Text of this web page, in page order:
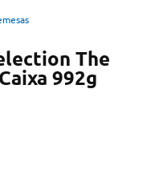
The
992g